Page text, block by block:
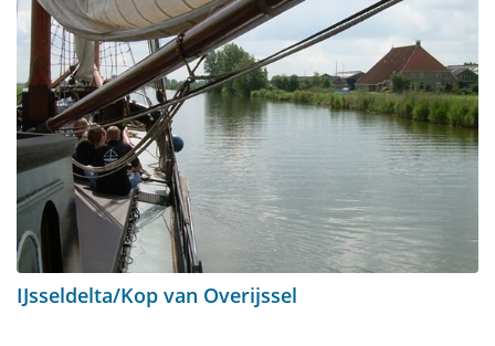
IJsseldelta/Kop van Overijssel